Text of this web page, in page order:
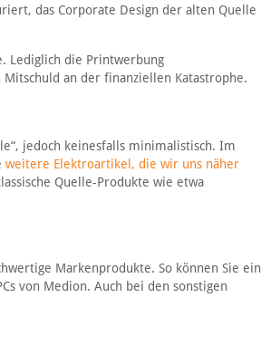
das Corporate Design der alten Quelle
Lediglich die Printwerbung
Mitschuld an der finanziellen Katastrophe.
jedoch keinesfalls minimalistisch. Im
weitere Elektroartikel, die wir uns näher
Quelle-Produkte wie etwa
Markenprodukte. So können Sie ein
von Medion. Auch bei den sonstigen